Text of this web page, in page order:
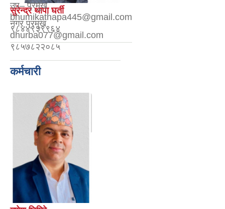
सुरेन्द्र थापा घर्ती
नगर प्रमुख
dhurba077@gmail.com
९८५७८२२०८५
उप– प्रमुख
bhumikathapa445@gmail.com
९८४४९३९९६४
कर्मचारी